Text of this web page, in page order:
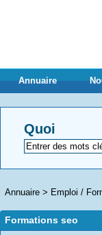
Annuaire
Quoi
Annuaire > Emploi /
Formations seo